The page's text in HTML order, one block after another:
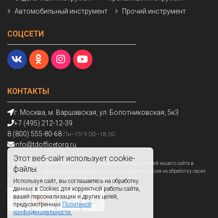
Этот веб-сайт использует cookie-
файлы.
Используя сайт, вы соглашаетесь на обработку
данных в Cookies для корректной работы сайта,
вашей персонализации и других целей,
предусмотренных Политикой
конфиденциальности.
КОНТАКТЫ
г. Москва, м. Варшавская, ул. Болотниковская, 5к3
+7 (495) 212-12-39
8 (800) 555-80-68 Пн—Пт 9:00—18:00
info@tdofficetorg.ru
Мы получаем и обрабатываем персональные данные посетителей нашего сайта в
соответствии с
. Если вы не даете согласия на обработку своих
персональных данных,вам необходимо покинуть наш сайт.
Автомобильный инструмент
Прочий инструмент
СОЦСЕТИ